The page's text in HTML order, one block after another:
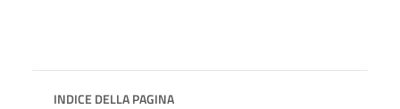
INDICE DELLA PAGINA